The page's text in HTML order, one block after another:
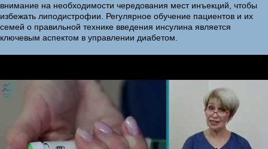
внимание на необходимости чередования мест инъекций, чтобы
избежать липодистрофии. Регулярное обучение пациентов и их
семей о правильной технике введения инсулина является
ключевым аспектом в управлении диабетом.